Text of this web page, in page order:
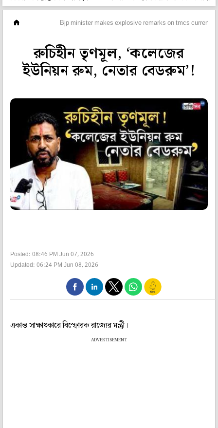
Bjp minister makes explosive remarks on tmcs current
রুচিহীন তৃণমূল, ‘কলেজের
ইউনিয়ন রুম, নেতার বেডরুম’!
Posted: 08:46 PM Jun 07, 2026
Updated: 06:24 PM Jun 08, 2026
একান্ত সাক্ষাৎকারে বিস্ফোরক রাজ্যের মন্ত্রী।
ADVERTISEMENT